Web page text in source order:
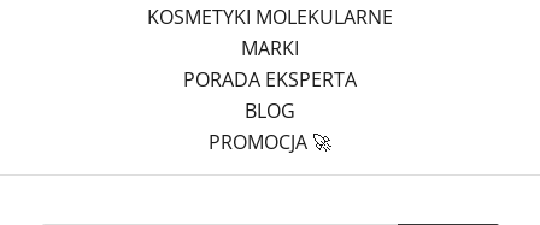
KOSMETYKI MOLEKULARNE
MARKI
PORADA EKSPERTA
BLOG
PROMOCJA 🚀